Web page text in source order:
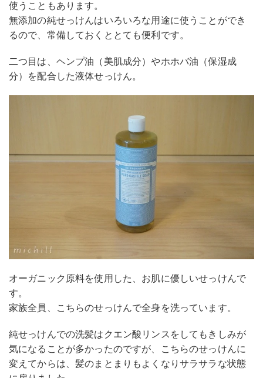
使うこともあります。
無添加の純せっけんはいろいろな用途に使うことができ
るので、常備しておくととても便利です。
二つ目は、ヘンプ油（美肌成分）やホホバ油（保湿成
分）を配合した液体せっけん。
オーガニック原料を使用した、お肌に優しいせっけんで
す。
家族全員、こちらのせっけんで全身を洗っています。
純せっけんでの洗髪はクエン酸リンスをしてもきしみが
気になることが多かったのですが、こちらのせっけんに
変えてからは、髪のまとまりもよくなりサラサラな状態